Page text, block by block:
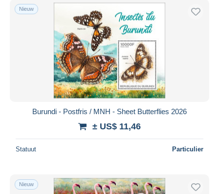
Nieuw
Burundi - Postfris / MNH - Sheet Butterflies 2026
± US$ 11,46
Statuut Particulier
Nieuw